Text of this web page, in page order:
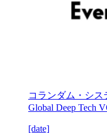
コランダム・シ
Global Deep Tech
[date]